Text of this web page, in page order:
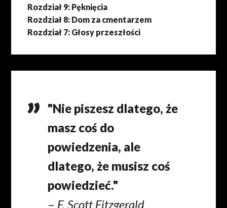
Rozdział 9: Pęknięcia
Rozdział 8: Dom za cmentarzem
Rozdział 7: Głosy przeszłości
"Nie piszesz dlatego, że
masz coś do
powiedzenia, ale
dlatego, że musisz coś
powiedzieć."
– F. Scott Fitzgerald